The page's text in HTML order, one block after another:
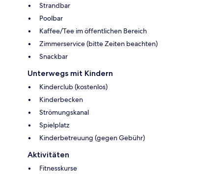
Strandbar
Poolbar
Kaffee/Tee im öffentlichen Bereich
Zimmerservice (bitte Zeiten beachten)
Snackbar
Unterwegs mit Kindern
Kinderclub (kostenlos)
Kinderbecken
Strömungskanal
Spielplatz
Kinderbetreuung (gegen Gebühr)
Aktivitäten
Fitnesskurse